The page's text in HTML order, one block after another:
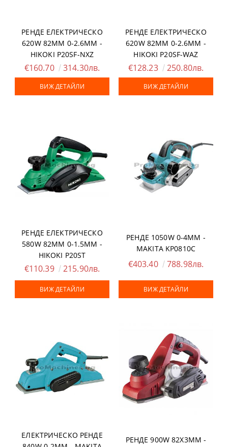
РЕНДЕ ЕЛЕКТРИЧЕСКО
620W 82ММ 0-2.6ММ -
HIKOKI P20SF-NXZ
€160.70 314.30лв.
ВИЖ ДЕТАЙЛИ
РЕНДЕ ЕЛЕКТРИЧЕСКО
620W 82ММ 0-2.6ММ -
HIKOKI P20SF-WAZ
€128.23 250.80лв.
ВИЖ ДЕТАЙЛИ
РЕНДЕ ЕЛЕКТРИЧЕСКО
580W 82ММ 0-1.5ММ -
HIKOKI P20ST
€110.39 215.90лв.
ВИЖ ДЕТАЙЛИ
РЕНДЕ 1050W 0-4ММ -
MAKITA KP0810C
€403.40 788.98лв.
ВИЖ ДЕТАЙЛИ
ЕЛЕКТРИЧЕСКО РЕНДЕ
РЕНДЕ 900W 82Х3ММ -